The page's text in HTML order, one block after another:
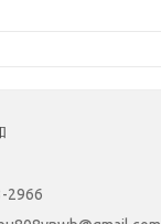
2966